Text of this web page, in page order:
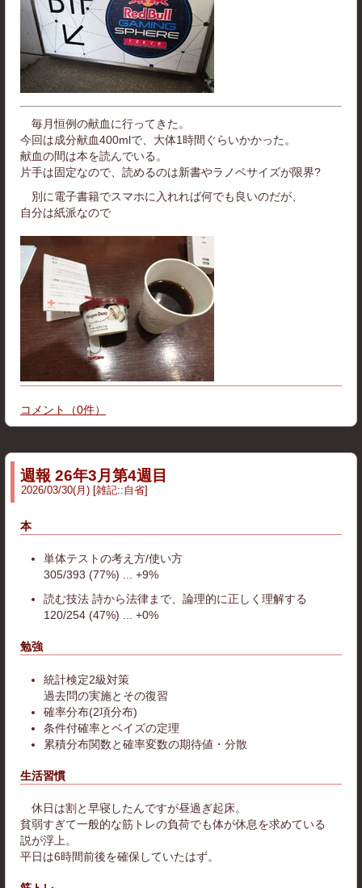
毎月恒例の献血に行ってきた。
今回は成分献血400mlで、大体1時間ぐらいかかった。
献血の間は本を読んでいる。
片手は固定なので、読めるのは新書やラノベサイズが限界?
別に電子書籍でスマホに入れれば何でも良いのだが、
自分は紙派なので
コメント （0件）
週報 26年3月第4週目
2026/03/30(月) 雑記::自省
本
単体テストの考え方/使い方
305/393 (77%) ... +9%
読む技法 詩から法律まで、論理的に正しく理解する
120/254 (47%) ... +0%
勉強
統計検定2級対策
過去問の実施とその復習
確率分布(2項分布)
条件付確率とベイズの定理
累積分布関数と確率変数の期待値・分散
生活習慣
休日は割と早寝したんですが昼過ぎ起床。
貧弱すぎて一般的な筋トレの負荷でも体が休息を求めている
説が浮上。
平日は6時間前後を確保していたはず。